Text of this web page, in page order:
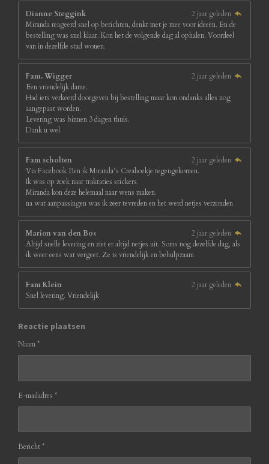
Dianne Steggink
2 jaar geleden
Miranda reageerd snel op berichten, denkt met je mee voor ideeën. En de
bestelling was snel klaar. Kon het de volgende dag al ophalen. Voordeel
van in dezelfde stad wonen.
Fam. Wigger
2 jaar geleden
Een vriendelijk dame.
Had iets verkeerd doorgeven bij bestelling maar kon ondanks alles nog
aangepast worden.
Levering was binnen 3 dagen thuis.
Dank u wel
Fam scholten
2 jaar geleden
Via Facebook Ben ik Miranda’s Creahoekje tegengekomen.
Ik was op zoek naar traktaties stickers.
Miranda kon deze helemaal naar wens maken.
na wat aanpassingen was ik zeer tevreden en het werd netjes verzonden
Marion van den Bos
2 jaar geleden
Altijd snelle levering en ziet er altijd netjes uit. Soms nog dezelfde dag, als
ik weer eens wat vergeet. Ze is vriendelijk en behulpzaam
Fam Klein
2 jaar geleden
Snel levering. Vriendelijk
Reactie plaatsen
Naam *
E-mailadres *
Bericht *